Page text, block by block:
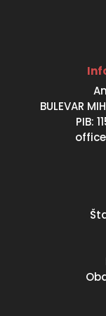
BULEVAR
PIB: